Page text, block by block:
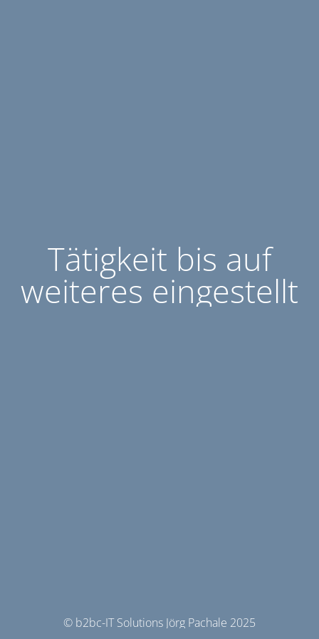
Tätigkeit bis auf
weiteres eingestellt
© b2bc-IT Solutions Jörg Pachale 2025